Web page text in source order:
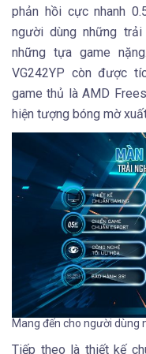
phản hồi cực nhanh
người dùng những
những tựa game
VG242YP còn được
game thủ là AMD
hiện tượng bóng mờ
Mang đến cho người dùng
Tiếp theo là thiết kế